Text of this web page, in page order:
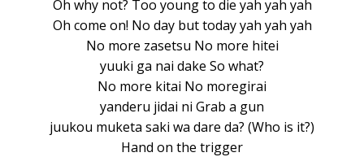
Oh why not? Too young to die yah yah yah
Oh come on! No day but today yah yah yah
No more zasetsu No more hitei
yuuki ga nai dake So what?
No more kitai No moregirai
yanderu jidai ni Grab a gun
juukou muketa saki wa dare da? (Who is it?)
Hand on the trigger